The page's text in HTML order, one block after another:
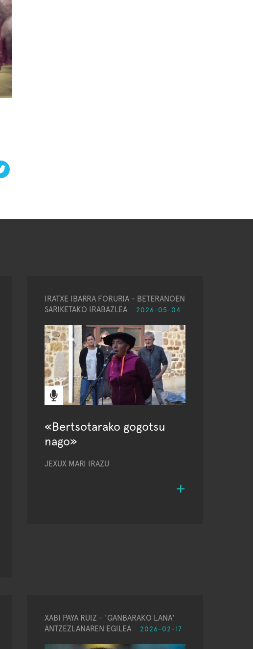
IRATXE IBARRA FORURIA - BETERANOEN
SARIKETAKO IRABAZLEA
2026-05-04
«Bertsotarako gogotsu
nago»
JEXUX MARI IRAZU
XABI PAYA RUIZ - 'GANBARAKO LANA'
ANTZEZLANAREN EGILEA
2026-02-17